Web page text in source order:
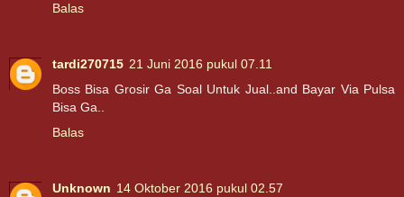
Balas
tardi270715 21 Juni 2016 pukul 07.11
Boss Bisa Grosir Ga Soal Untuk Jual..and Bayar Via Pulsa
Bisa Ga..
Balas
Unknown 14 Oktober 2016 pukul 02.57